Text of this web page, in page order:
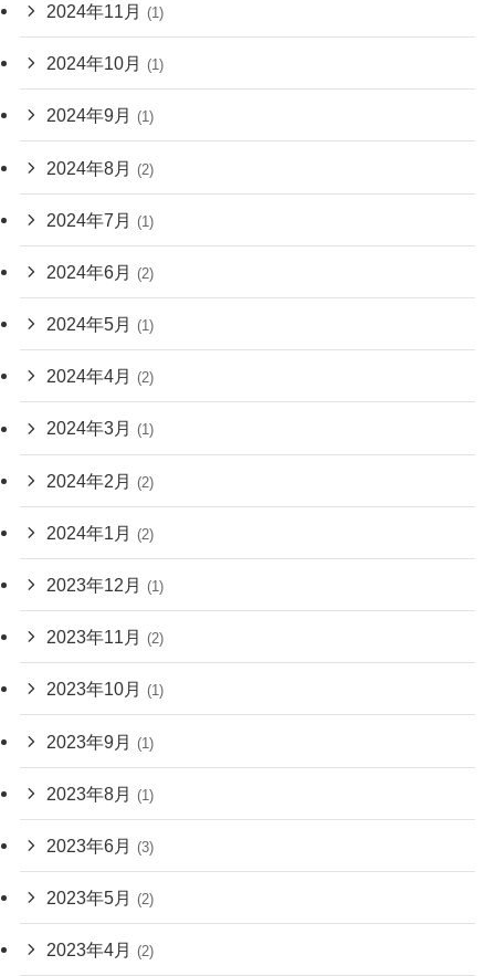
2024年11月 (1)
2024年10月 (1)
2024年9月 (1)
2024年8月 (2)
2024年7月 (1)
2024年6月 (2)
2024年5月 (1)
2024年4月 (2)
2024年3月 (1)
2024年2月 (2)
2024年1月 (2)
2023年12月 (1)
2023年11月 (2)
2023年10月 (1)
2023年9月 (1)
2023年8月 (1)
2023年6月 (3)
2023年5月 (2)
2023年4月 (2)